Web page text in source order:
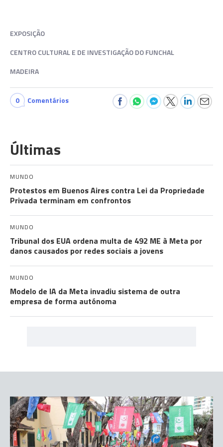
EXPOSIÇÃO
CENTRO CULTURAL E DE INVESTIGAÇÃO DO FUNCHAL
MADEIRA
0 Comentários
Últimas
MUNDO
Protestos em Buenos Aires contra Lei da Propriedade
Privada terminam em confrontos
MUNDO
Tribunal dos EUA ordena multa de 492 ME à Meta por
danos causados por redes sociais a jovens
MUNDO
Modelo de IA da Meta invadiu sistema de outra
empresa de forma autónoma